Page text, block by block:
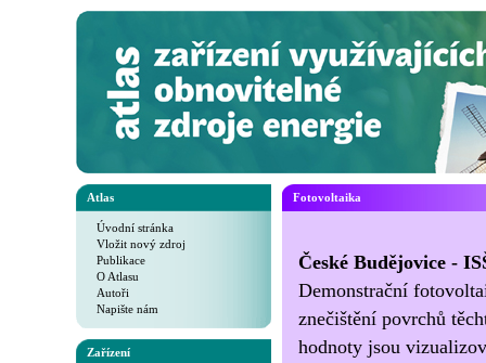
Atlas
Úvodní stránka
Vložit nový zdroj
Publikace
O Atlasu
Autoři
Napište nám
Zařízení
Fotovoltaika
České Budějovice -
Demonstrační
znečištění povrchů
hodnoty jsou